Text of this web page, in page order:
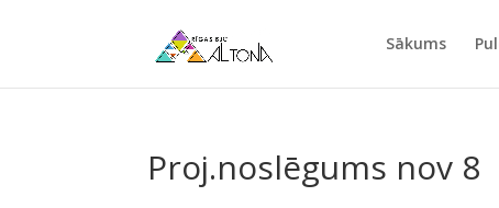
Sākums
Proj.noslēgums nov 8